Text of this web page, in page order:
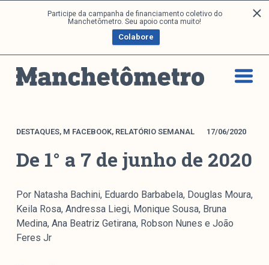
Participe da campanha de financiamento coletivo do
Manchetômetro. Seu apoio conta muito!
Colabore
a
p
c
e
d
Análises
DONI
Boletim M
M Facebook
Livros
Arquivos
DESTAQUES, M FACEBOOK, RELATÓRIO SEMANAL 17/06/2020
De 1° a 7 de junho de 2020
Por Natasha Bachini, Eduardo Barbabela, Douglas Moura,
Keila Rosa, Andressa Liegi, Monique Sousa, Bruna
Medina, Ana Beatriz Getirana, Robson Nunes e João
Feres Jr